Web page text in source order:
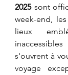
2025 sont
week-end,
lieux
s'ouvrent à
voyage